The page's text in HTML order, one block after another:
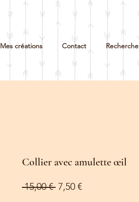
Mes créations Contact Recherche
Collier avec amulette œil
15,00 € Prix
7,50 €Prix